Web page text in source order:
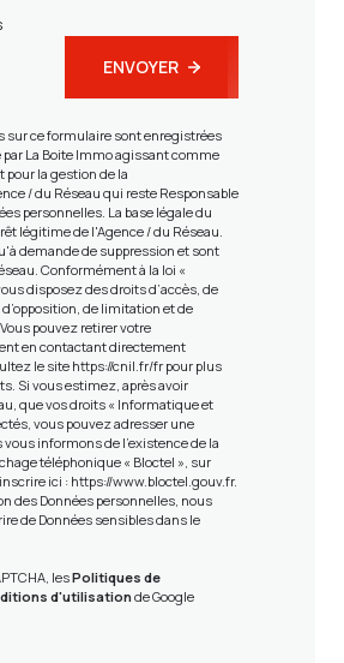
ENVOYER
sur ce formulaire sont enregistrées
La Boite Immo agissant comme
la gestion de la
/ du Réseau qui reste Responsable
personnelles. La base légale du
légitime de l'Agence / du Réseau.
demande de suppression et sont
Conformément à la loi «
disposez des droits d’accès, de
de limitation et de
pouvez retirer votre
en contactant directement
le site https://cnil.fr/frpour plus
Si vous estimez, après avoir
que vos droits « Informatique et
vous pouvez adresser une
informons de l’existence de la
téléphonique « Bloctel », sur
ici :https://www.bloctel.gouv.fr.
des Données personnelles, nous
de Données sensibles dans le
lesPolitiques de
d'utilisationde Google